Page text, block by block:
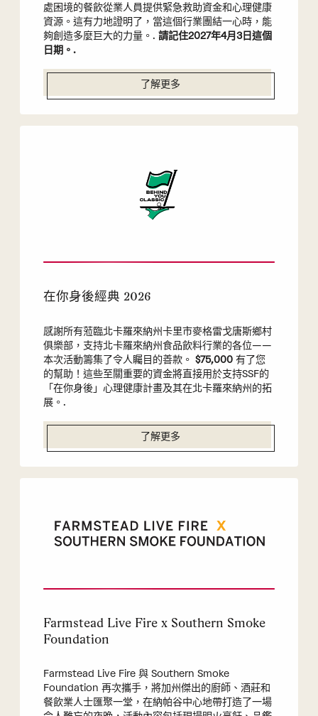
處困境的餐飲從業人員提供緊急救助資金和心理健康
資源。這有力地證明了，當這個行業團結一心時，能
夠創造多麼巨大的力量。. 請記住2027年4月3日這個
日期。.
了解更多
在你身後經典 2026
感謝所有蒞臨北卡羅來納州卡里市麥格雷戈唐斯鄉村
俱樂部，支持北卡羅來納州食品飲料行業的各位——
本次活動籌集了令人矚目的善款。 $75,000 有了您
的幫助！這些至關重要的資金將直接用於支持SSF的
「在你身後」心理健康計畫及其在北卡羅來納州的拓
展。.
了解更多
Farmstead Live Fire x Southern Smoke
Foundation
Farmstead Live Fire 與 Southern Smoke
Foundation 再次攜手，將加州傑出的廚師、酒莊和
餐飲業人士匯聚一堂，在納帕谷中心地帶打造了一場